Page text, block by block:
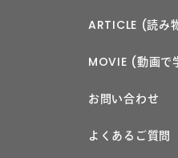
ARTICLE (読み
MOVIE (動画で
お問い合わせ
よくあるご質問